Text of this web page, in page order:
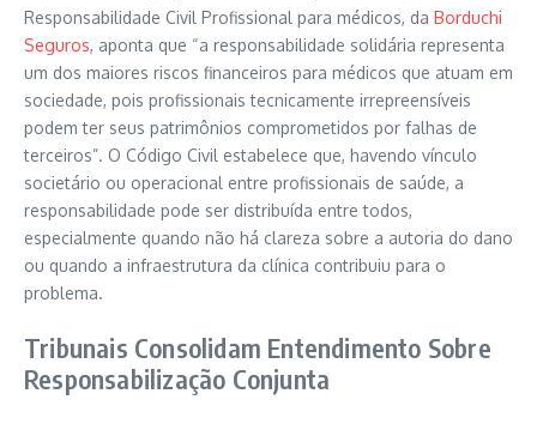
Responsabilidade Civil Profissional para médicos, da Borduchi
Seguros, aponta que “a responsabilidade solidária representa
um dos maiores riscos financeiros para médicos que atuam em
sociedade, pois profissionais tecnicamente irrepreensíveis
podem ter seus patrimônios comprometidos por falhas de
terceiros”. O Código Civil estabelece que, havendo vínculo
societário ou operacional entre profissionais de saúde, a
responsabilidade pode ser distribuída entre todos,
especialmente quando não há clareza sobre a autoria do dano
ou quando a infraestrutura da clínica contribuiu para o
problema.
Tribunais Consolidam Entendimento Sobre
Responsabilização Conjunta